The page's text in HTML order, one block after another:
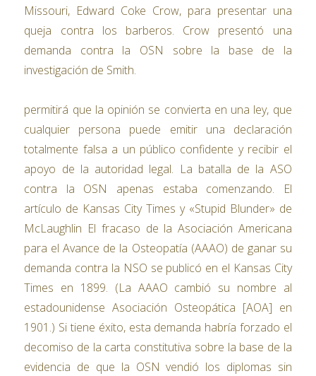
Missouri, Edward Coke Crow, para presentar una
queja contra los barberos. Crow presentó una
demanda contra la OSN sobre la base de la
investigación de Smith.
permitirá que la opinión se convierta en una ley, que
cualquier persona puede emitir una declaración
totalmente falsa a un público confidente y recibir el
apoyo de la autoridad legal. La batalla de la ASO
contra la OSN apenas estaba comenzando. El
artículo de Kansas City Times y «Stupid Blunder» de
McLaughlin El fracaso de la Asociación Americana
para el Avance de la Osteopatía (AAAO) de ganar su
demanda contra la NSO se publicó en el Kansas City
Times en 1899. (La AAAO cambió su nombre al
estadounidense Asociación Osteopática [AOA] en
1901.) Si tiene éxito, esta demanda habría forzado el
decomiso de la carta constitutiva sobre la base de la
evidencia de que la OSN vendió los diplomas sin